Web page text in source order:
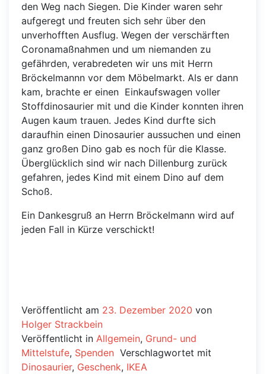
den Weg nach Siegen. Die Kinder waren sehr
aufgeregt und freuten sich sehr über den
unverhofften Ausflug. Wegen der verschärften
Coronamaßnahmen und um niemanden zu
gefährden, verabredeten wir uns mit Herrn
Bröckelmannn vor dem Möbelmarkt. Als er dann
kam, brachte er einen Einkaufswagen voller
Stoffdinosaurier mit und die Kinder konnten ihren
Augen kaum trauen. Jedes Kind durfte sich
daraufhin einen Dinosaurier aussuchen und einen
ganz großen Dino gab es noch für die Klasse.
Überglücklich sind wir nach Dillenburg zurück
gefahren, jedes Kind mit einem Dino auf dem
Schoß.
Ein Dankesgruß an Herrn Bröckelmann wird auf
jeden Fall in Kürze verschickt!
Veröffentlicht am 23. Dezember 2020 von
Holger Strackbein
Veröffentlicht in Allgemein, Grund- und
Mittelstufe, Spenden Verschlagwortet mit
Dinosaurier, Geschenk, IKEA